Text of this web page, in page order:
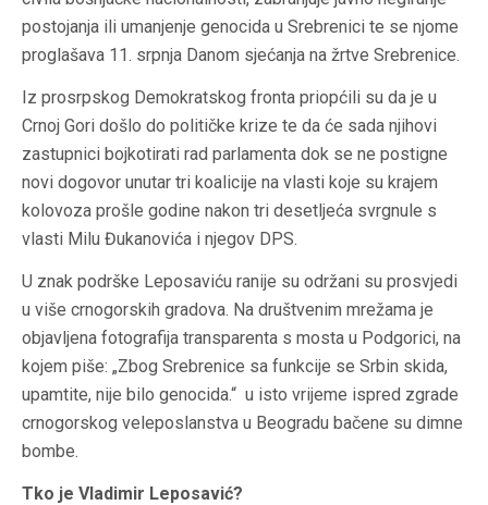
postojanja ili umanjenje genocida u Srebrenici te se njome
proglašava 11. srpnja Danom sjećanja na žrtve Srebrenice.
Iz prosrpskog Demokratskog fronta priopćili su da je u
Crnoj Gori došlo do političke krize te da će sada njihovi
zastupnici bojkotirati rad parlamenta dok se ne postigne
novi dogovor unutar tri koalicije na vlasti koje su krajem
kolovoza prošle godine nakon tri desetljeća svrgnule s
vlasti Milu Đukanovića i njegov DPS.
U znak podrške Leposaviću ranije su održani su prosvjedi
u više crnogorskih gradova. Na društvenim mrežama je
objavljena fotografija transparenta s mosta u Podgorici, na
kojem piše: „Zbog Srebrenice sa funkcije se Srbin skida,
upamtite, nije bilo genocida.“ u isto vrijeme ispred zgrade
crnogorskog veleposlanstva u Beogradu bačene su dimne
bombe.
Tko je Vladimir Leposavić?